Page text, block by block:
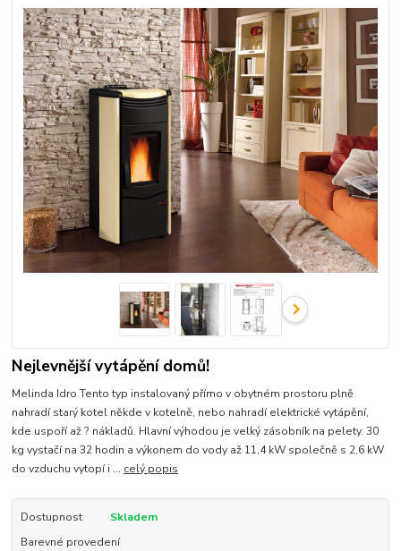
Nejlevnější vytápění domů!
Melinda Idro Tento typ instalovaný přímo v obytném prostoru plně
nahradí starý kotel někde v kotelně, nebo nahradí elektrické vytápění,
kde uspoří až ? nákladů. Hlavní výhodou je velký zásobník na pelety. 30
kg vystačí na 32 hodin a výkonem do vody až 11,4 kW společně s 2,6 kW
do vzduchu vytopí i ... celý popis
Dostupnost
Skladem
Barevné provedení